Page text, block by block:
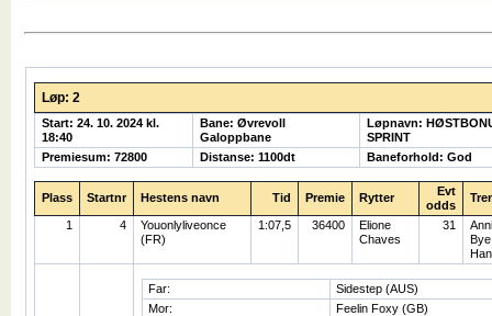
Løp: 2
Start: 24. 10. 2024 kl.
18:40
Bane: Øvrevoll
Galoppbane
Løpnavn:
SPRINT
Premiesum: 72800
Distanse: 1100dt Baneforhold: God
Plass Startnr Hestens navn Tid Premie Rytter
Evt
odds
1 4
Youonlyliveonce
(FR)
1:07,5 36400
Elione
Chaves
31
Bye
Far:
Sidestep (AUS)
Mor:
Feelin Foxy (GB)